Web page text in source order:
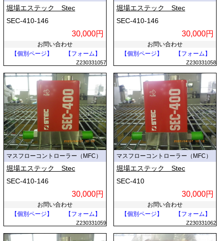
堀場エステック Stec
SEC-410-146
30,000円
お問い合わせ
【個別ページ】
【フォーム】
Z230331057
堀場エステック Stec
SEC-410-146
30,000円
お問い合わせ
【個別ページ】
【フォーム】
Z230331058
マスフローコントローラー（MFC）
堀場エステック Stec
SEC-410-146
30,000円
お問い合わせ
【個別ページ】
【フォーム】
Z230331059
マスフローコントローラー（MFC）
堀場エステック Stec
SEC-410
30,000円
お問い合わせ
【個別ページ】
【フォーム】
Z230331062